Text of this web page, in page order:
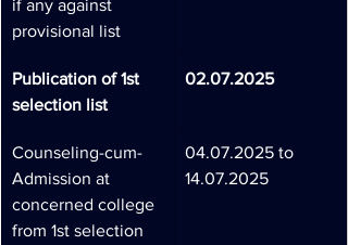
if any against
provisional list
Publication of 1st
selection list
02.07.2025
Counseling-cum-
Admission at
concerned college
from 1st selection
04.07.2025 to
14.07.2025